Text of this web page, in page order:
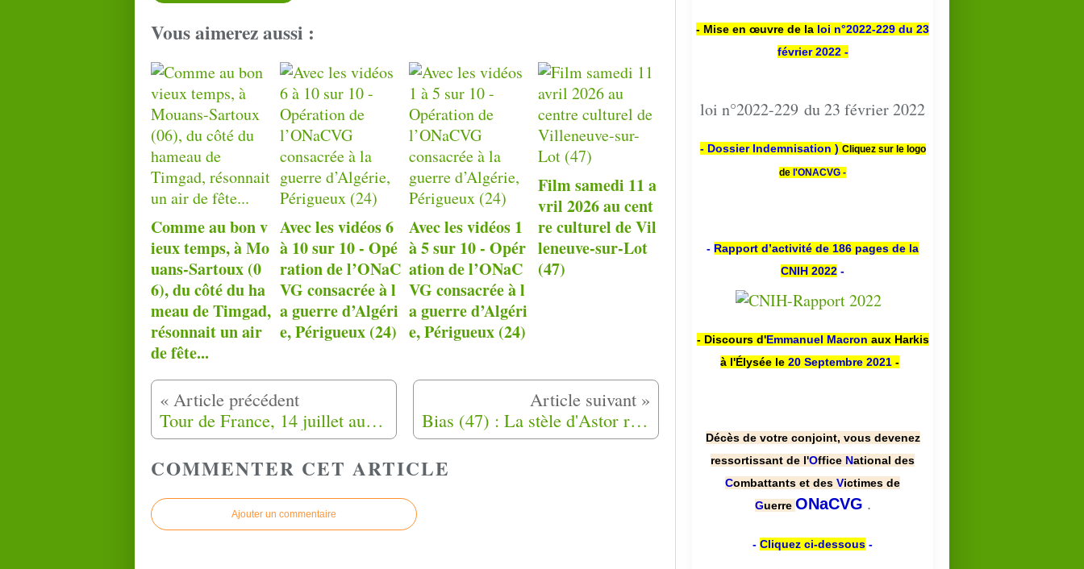
Vous aimerez aussi :
Comme au bon v
ieux temps, à Mo
uans-Sartoux (0
6), du côté du ha
meau de Timgad,
résonnait un air
de fête...
Avec les vidéos 6
à 10 sur 10 - Opé
ration de l’ONaC
VG consacrée à l
a guerre d’Algéri
e, Périgueux (24)
Avec les vidéos 1
à 5 sur 10 - Opér
ation de l’ONaC
VG consacrée à l
a guerre d’Algéri
e, Périgueux (24)
Film samedi 11 a
vril 2026 au cent
re culturel de Vil
leneuve-sur-Lot
(47)
Tour de France, 14 juillet au 25 Septembre 2019, Marche de la fierté Harki (9) Bias (47) : La stèle d'Astor réhabilitée
COMMENTER CET ARTICLE
Ajouter un commentaire
- Mise en œuvre de la loi n°2022-229 du 23
février 2022 -
loi n°2022-229 du 23 février 2022
- Dossier Indemnisation ) Cliquez sur le logo
de l'ONACVG -
- Rapport d’activité de 186 pages de la
CNIH 2022 -
- Discours d'Emmanuel Macron aux Harkis
à l'Élysée le 20 Septembre 2021 -
Décès de votre conjoint, vous devenez
ressortissant de l'Office National des
Combattants et des Victimes de
Guerre ONaCVG .
- Cliquez ci-dessous -